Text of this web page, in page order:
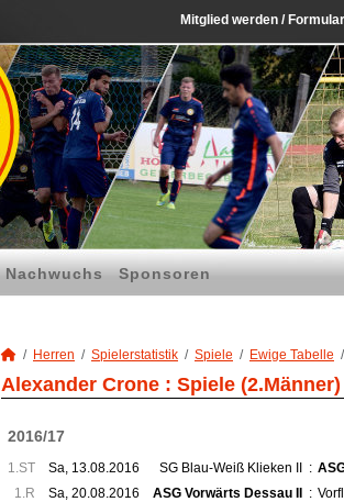
Mitglied werden /
Nachwuchs Sponsoren
Herren Spielerstatistik Spiele Ewige Tabelle
Alexander Crone : Spiele (2.Männer)
2016/17
1.ST Sa, 13.08.2016 SG Blau-Weiß Klieken II :
1.R
Sa, 20.08.2016 ASG Vorwärts Dessau II :